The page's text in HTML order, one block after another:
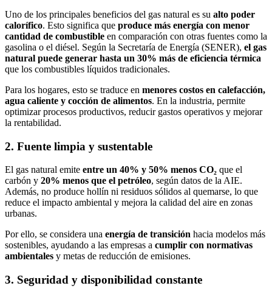
Uno de los principales beneficios del gas natural es su alto poder
calorífico. Esto significa que produce más energía con menor
cantidad de combustible en comparación con otras fuentes como la
gasolina o el diésel. Según la Secretaría de Energía (SENER), el gas
natural puede generar hasta un 30% más de eficiencia térmica
que los combustibles líquidos tradicionales.
Para los hogares, esto se traduce en menores costos en calefacción,
agua caliente y cocción de alimentos. En la industria, permite
optimizar procesos productivos, reducir gastos operativos y mejorar
la rentabilidad.
2. Fuente limpia y sustentable
El gas natural emite entre un 40% y 50% menos CO₂ que el
carbón y 20% menos que el petróleo, según datos de la AIE.
Además, no produce hollín ni residuos sólidos al quemarse, lo que
reduce el impacto ambiental y mejora la calidad del aire en zonas
urbanas.
Por ello, se considera una energía de transición hacia modelos más
sostenibles, ayudando a las empresas a cumplir con normativas
ambientales y metas de reducción de emisiones.
3. Seguridad y disponibilidad constante